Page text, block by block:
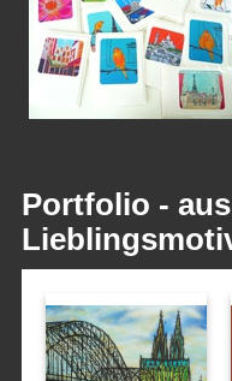
Portfolio -